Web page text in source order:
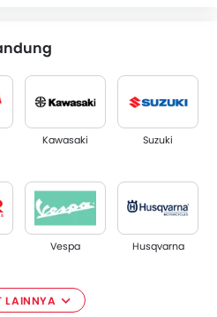
Kawasaki Suzuki
Vespa Husqvarna
LAINNYA